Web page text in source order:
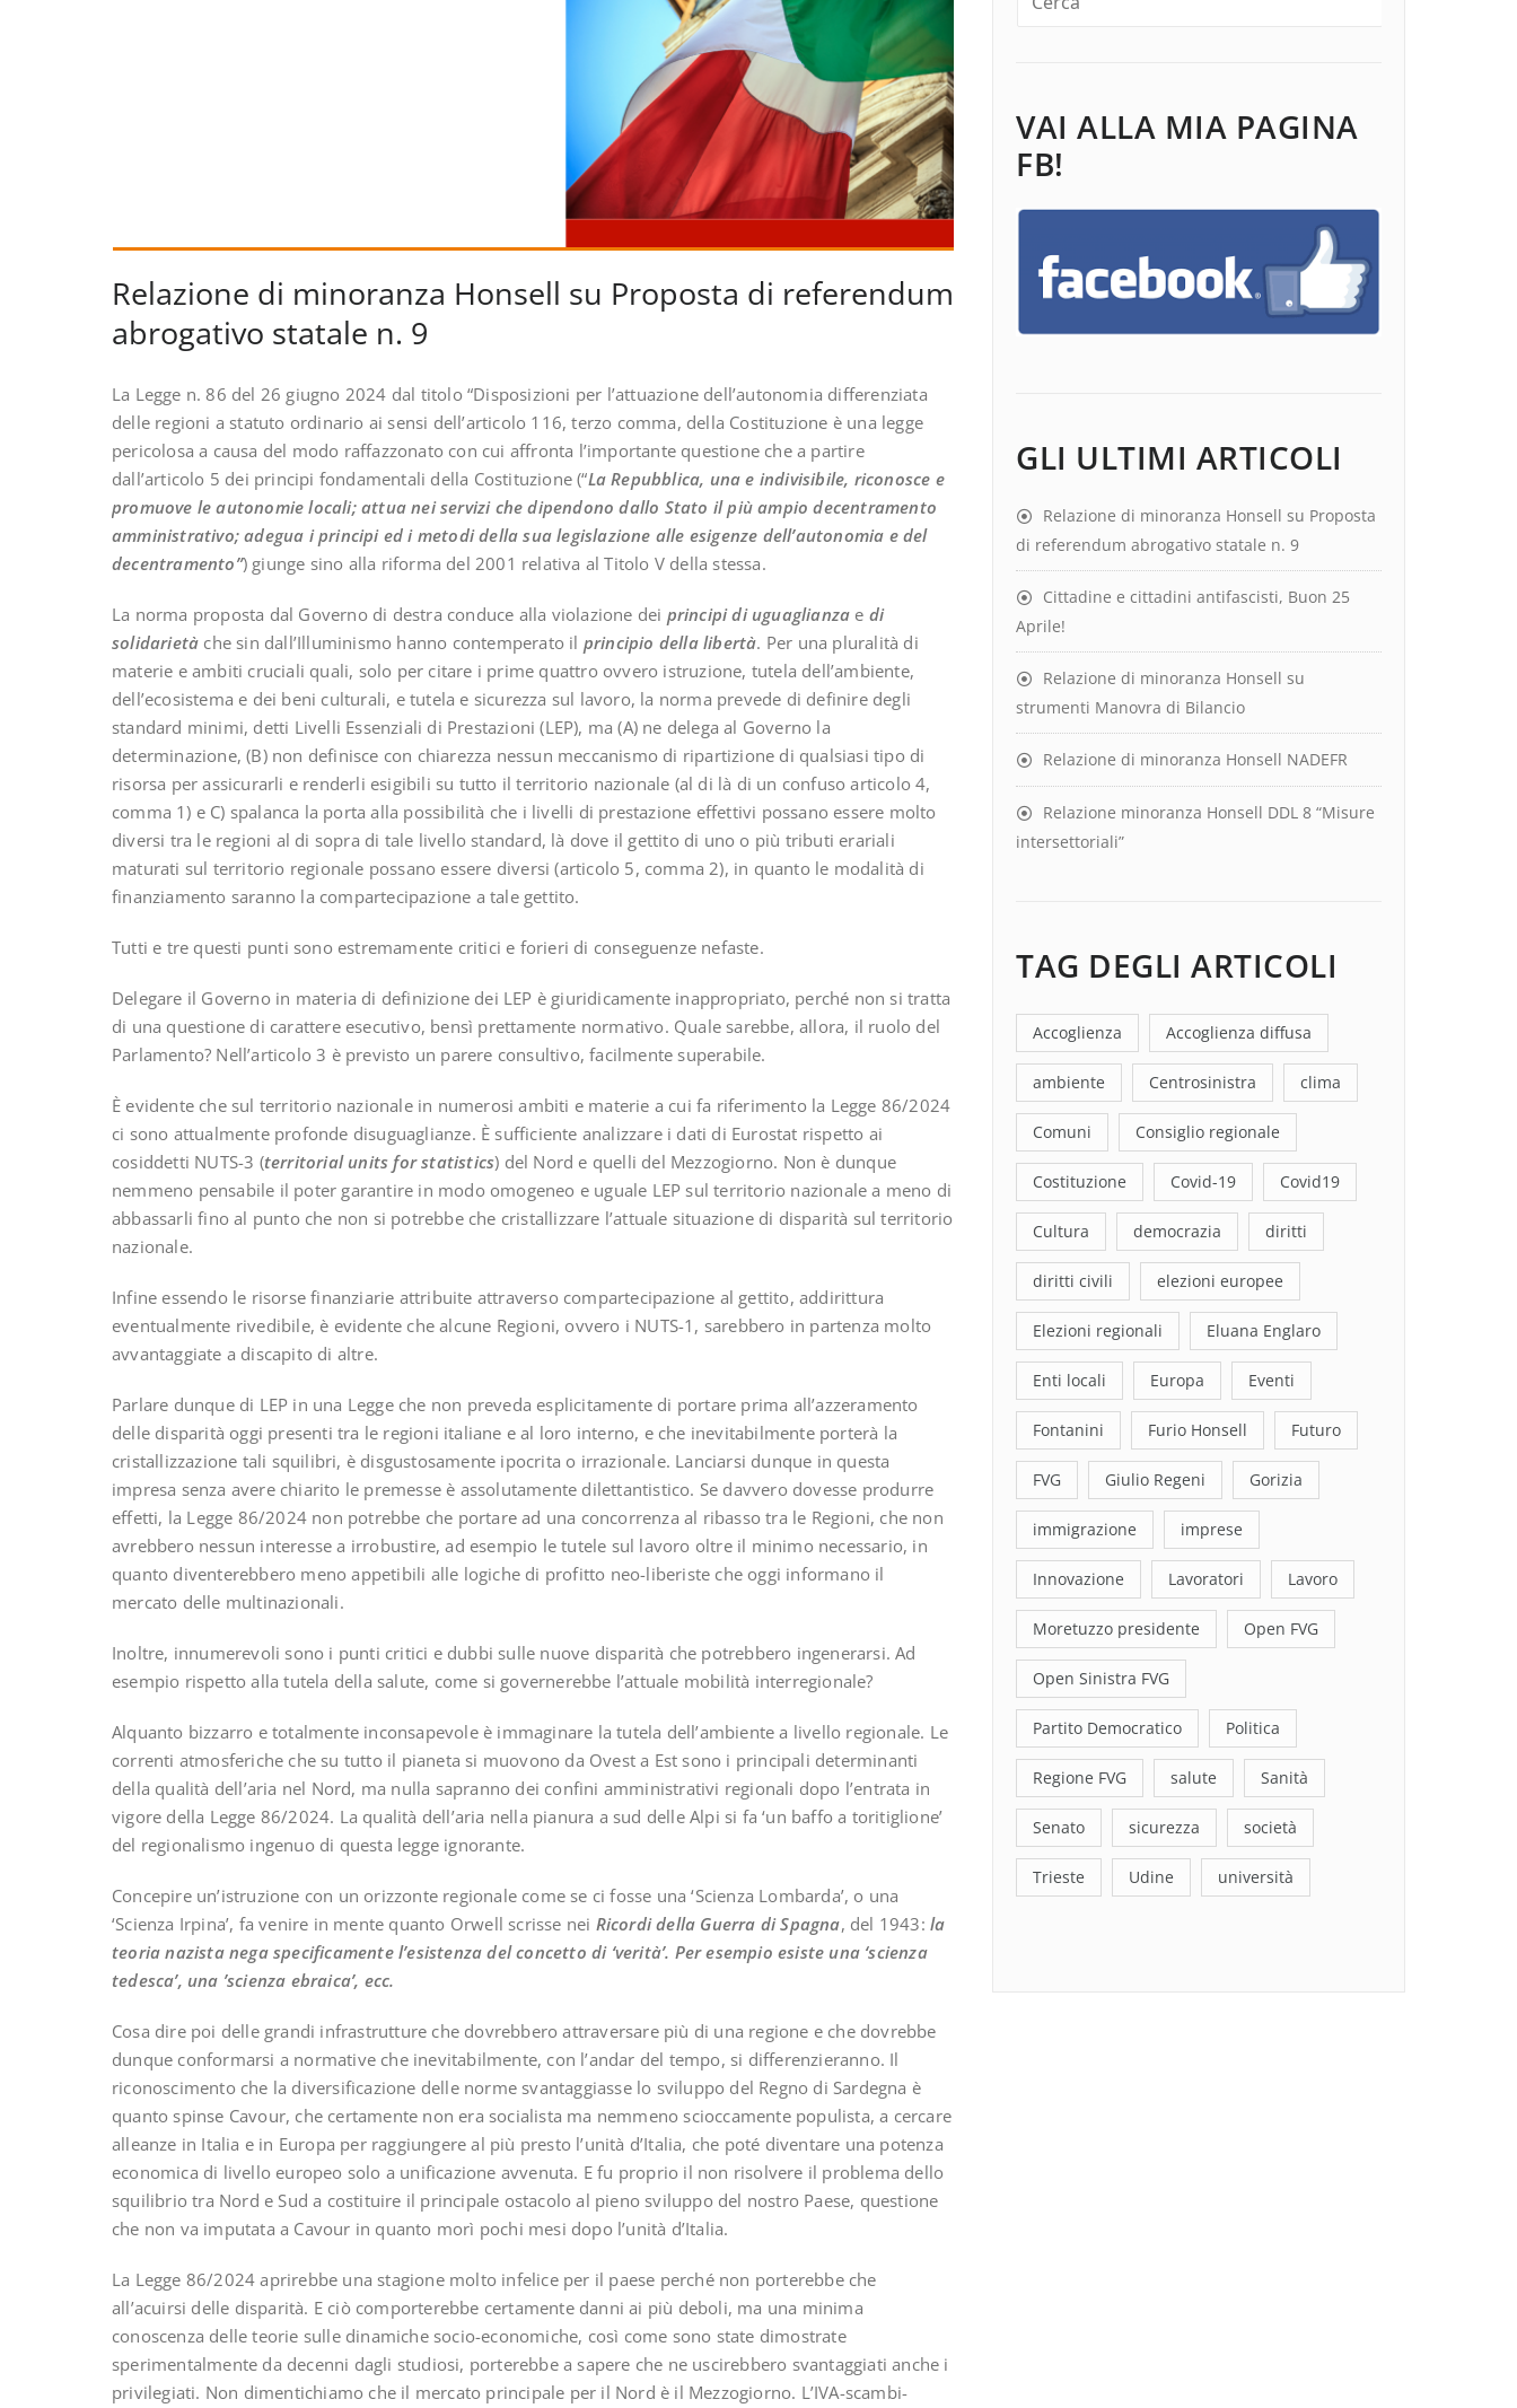
Relazione di minoranza Honsell su Proposta di referendum
abrogativo statale n. 9
La Legge n. 86 del 26 giugno 2024 dal titolo “Disposizioni per l’attuazione dell’autonomia differenziata
delle regioni a statuto ordinario ai sensi dell’articolo 116, terzo comma, della Costituzione è una legge
pericolosa a causa del modo raffazzonato con cui affronta l’importante questione che a partire
dall’articolo 5 dei principi fondamentali della Costituzione (“La Repubblica, una e indivisibile, riconosce e
promuove le autonomie locali; attua nei servizi che dipendono dallo Stato il più ampio decentramento
amministrativo; adegua i principi ed i metodi della sua legislazione alle esigenze dell’autonomia e del
decentramento”) giunge sino alla riforma del 2001 relativa al Titolo V della stessa.
La norma proposta dal Governo di destra conduce alla violazione dei principi di uguaglianza e di
solidarietà che sin dall’Illuminismo hanno contemperato il principio della libertà. Per una pluralità di
materie e ambiti cruciali quali, solo per citare i prime quattro ovvero istruzione, tutela dell’ambiente,
dell’ecosistema e dei beni culturali, e tutela e sicurezza sul lavoro, la norma prevede di definire degli
standard minimi, detti Livelli Essenziali di Prestazioni (LEP), ma (A) ne delega al Governo la
determinazione, (B) non definisce con chiarezza nessun meccanismo di ripartizione di qualsiasi tipo di
risorsa per assicurarli e renderli esigibili su tutto il territorio nazionale (al di là di un confuso articolo 4,
comma 1) e C) spalanca la porta alla possibilità che i livelli di prestazione effettivi possano essere molto
diversi tra le regioni al di sopra di tale livello standard, là dove il gettito di uno o più tributi erariali
maturati sul territorio regionale possano essere diversi (articolo 5, comma 2), in quanto le modalità di
finanziamento saranno la compartecipazione a tale gettito.
Tutti e tre questi punti sono estremamente critici e forieri di conseguenze nefaste.
Delegare il Governo in materia di definizione dei LEP è giuridicamente inappropriato, perché non si tratta
di una questione di carattere esecutivo, bensì prettamente normativo. Quale sarebbe, allora, il ruolo del
Parlamento? Nell’articolo 3 è previsto un parere consultivo, facilmente superabile.
È evidente che sul territorio nazionale in numerosi ambiti e materie a cui fa riferimento la Legge 86/2024
ci sono attualmente profonde disuguaglianze. È sufficiente analizzare i dati di Eurostat rispetto ai
cosiddetti NUTS-3 (territorial units for statistics) del Nord e quelli del Mezzogiorno. Non è dunque
nemmeno pensabile il poter garantire in modo omogeneo e uguale LEP sul territorio nazionale a meno di
abbassarli fino al punto che non si potrebbe che cristallizzare l’attuale situazione di disparità sul territorio
nazionale.
Infine essendo le risorse finanziarie attribuite attraverso compartecipazione al gettito, addirittura
eventualmente rivedibile, è evidente che alcune Regioni, ovvero i NUTS-1, sarebbero in partenza molto
avvantaggiate a discapito di altre.
Parlare dunque di LEP in una Legge che non preveda esplicitamente di portare prima all’azzeramento
delle disparità oggi presenti tra le regioni italiane e al loro interno, e che inevitabilmente porterà la
cristallizzazione tali squilibri, è disgustosamente ipocrita o irrazionale. Lanciarsi dunque in questa
impresa senza avere chiarito le premesse è assolutamente dilettantistico. Se davvero dovesse produrre
effetti, la Legge 86/2024 non potrebbe che portare ad una concorrenza al ribasso tra le Regioni, che non
avrebbero nessun interesse a irrobustire, ad esempio le tutele sul lavoro oltre il minimo necessario, in
quanto diventerebbero meno appetibili alle logiche di profitto neo-liberiste che oggi informano il
mercato delle multinazionali.
Inoltre, innumerevoli sono i punti critici e dubbi sulle nuove disparità che potrebbero ingenerarsi. Ad
esempio rispetto alla tutela della salute, come si governerebbe l’attuale mobilità interregionale?
Alquanto bizzarro e totalmente inconsapevole è immaginare la tutela dell’ambiente a livello regionale. Le
correnti atmosferiche che su tutto il pianeta si muovono da Ovest a Est sono i principali determinanti
della qualità dell’aria nel Nord, ma nulla sapranno dei confini amministrativi regionali dopo l’entrata in
vigore della Legge 86/2024. La qualità dell’aria nella pianura a sud delle Alpi si fa ‘un baffo a toritiglione’
del regionalismo ingenuo di questa legge ignorante.
Concepire un’istruzione con un orizzonte regionale come se ci fosse una ‘Scienza Lombarda’, o una
‘Scienza Irpina’, fa venire in mente quanto Orwell scrisse nei Ricordi della Guerra di Spagna, del 1943:la
teoria nazista nega specificamente l’esistenza del concetto di ‘verità’. Per esempio esiste una ‘scienza
tedesca’, una ’scienza ebraica’, ecc.
Cosa dire poi delle grandi infrastrutture che dovrebbero attraversare più di una regione e che dovrebbe
dunque conformarsi a normative che inevitabilmente, con l’andar del tempo, si differenzieranno. Il
riconoscimento che la diversificazione delle norme svantaggiasse lo sviluppo del Regno di Sardegna è
quanto spinse Cavour, che certamente non era socialista ma nemmeno scioccamente populista, a cercare
alleanze in Italia e in Europa per raggiungere al più presto l’unità d’Italia, che poté diventare una potenza
economica di livello europeo solo a unificazione avvenuta. E fu proprio il non risolvere il problema dello
squilibrio tra Nord e Sud a costituire il principale ostacolo al pieno sviluppo del nostro Paese, questione
che non va imputata a Cavour in quanto morì pochi mesi dopo l’unità d’Italia.
La Legge 86/2024 aprirebbe una stagione molto infelice per il paese perché non porterebbe che
all’acuirsi delle disparità. E ciò comporterebbe certamente danni ai più deboli, ma una minima
conoscenza delle teorie sulle dinamiche socio-economiche, così come sono state dimostrate
sperimentalmente da decenni dagli studiosi, porterebbe a sapere che ne uscirebbero svantaggiati anche i
privilegiati. Non dimentichiamo che il mercato principale per il Nord è il Mezzogiorno. L’IVA-scambi-
VAI ALLA MIA PAGINA
FB!
GLI ULTIMI ARTICOLI
Relazione di minoranza Honsell su Proposta
di referendum abrogativo statale n. 9
Cittadine e cittadini antifascisti, Buon 25
Aprile!
Relazione di minoranza Honsell su
strumenti Manovra di Bilancio
Relazione di minoranza Honsell NADEFR
Relazione minoranza Honsell DDL 8 “Misure
intersettoriali”
TAG DEGLI ARTICOLI
Accoglienza Accoglienza diffusa
ambiente Centrosinistra clima
Comuni Consiglio regionale
Costituzione Covid-19 Covid19
Cultura democrazia diritti
diritti civili elezioni europee
Elezioni regionali Eluana Englaro
Enti locali Europa Eventi
Fontanini Furio Honsell Futuro
FVG Giulio Regeni Gorizia
immigrazione imprese
Innovazione Lavoratori Lavoro
Moretuzzo presidente Open FVG
Open Sinistra FVG
Partito Democratico Politica
Regione FVG salute Sanità
Senato sicurezza società
Trieste Udine università